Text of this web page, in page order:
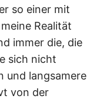
so einer mit
Realität
immer die, die
sich nicht
und langsamere
von der